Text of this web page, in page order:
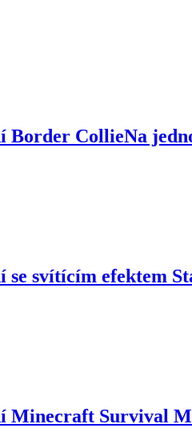
Border CollieNa
se svítícím efektem
Minecraft Survival